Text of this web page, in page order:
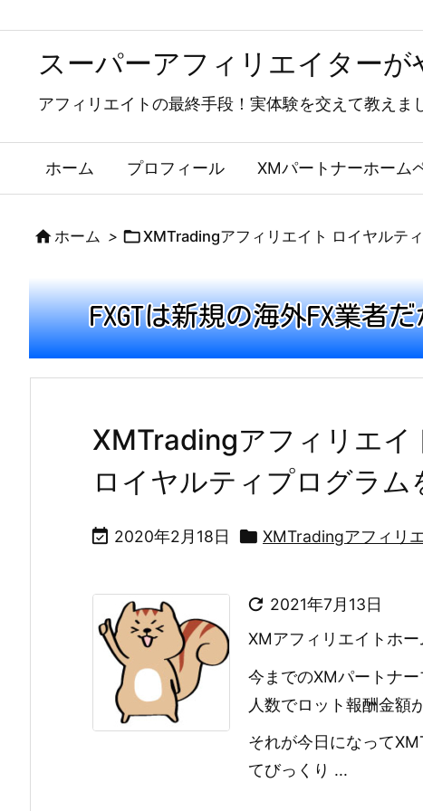
スーパーアフィリエイター
アフィリエイトの最終手段！実体験を交えて教えま
ホーム プロフィール XMパートナーホーム
ホーム > XMTradingアフィリエイト ロイヤルテ
XMTradingアフィリエイ
ロイヤルティプログラム
 2020年2月18日  XMTradingアフィリ
 2021年7月13日
XMアフィリエイトホ
今までのXMパートナ
人数でロット報酬金額
それが今日になって
てびっくり ...